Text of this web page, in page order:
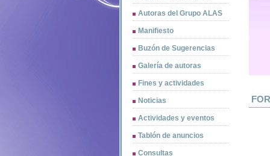
Autoras del Grupo ALAS
Manifiesto
Buzón de Sugerencias
Galería de autoras
Fines y actividades
Noticias
Actividades y eventos
Tablón de anuncios
Consultas